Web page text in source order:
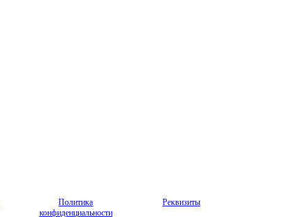
Политика
конфиденциальности
Реквизиты